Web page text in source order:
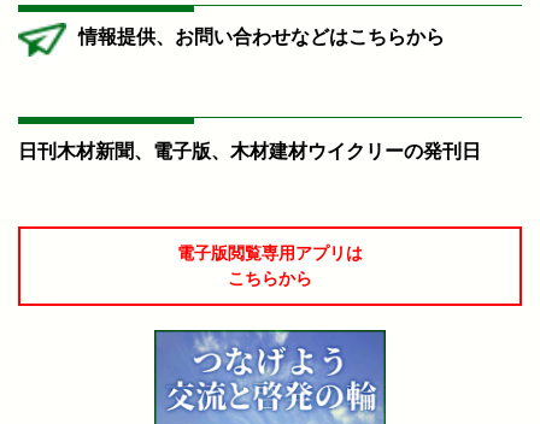
情報提供、お問い合わせなどはこちらから
日刊木材新聞、電子版、木材建材ウイクリーの発刊日
電子版閲覧専用アプリは
こちらから